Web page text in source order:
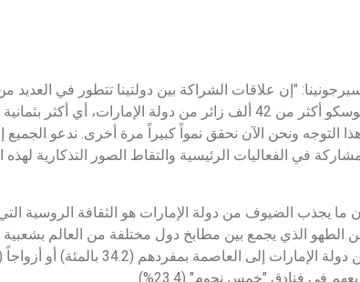
"إن علاقات الشراكة بين دولتينا تتطور في
العام 2023 وحده زار موسكو أكثر من 42 ألف زائر من دولة
2024 استمر هذا التوجه ونحن الآن نحقق نمواً كبيراً مرة أخرى. ندعو
في الفعاليات الرئيسية والتقاط الصور التذكارية لهذه
فإن ما يجذب الضيوف من دولة الإمارات هو الثقافة الروسية
الطهو الذي يجمع بين مطابخ دول مختلفة من العالم
في فنادق "خمس نجوم" (23.4%).